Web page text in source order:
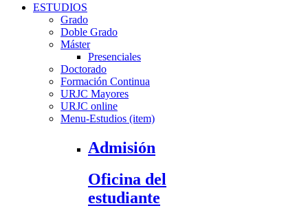
ESTUDIOS
Grado
Doble Grado
Máster
Presenciales
Doctorado
Formación Continua
URJC Mayores
URJC online
Menu-Estudios (item)
Admisión
Oficina del
estudiante